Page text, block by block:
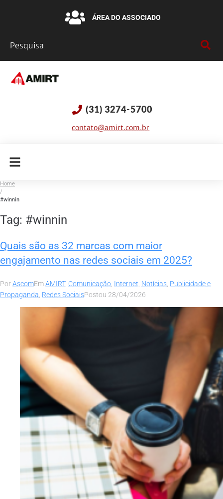
ÁREA DO ASSOCIADO
(31) 3274-5700
contato@amirt.com.br
Home
/
#winnin
Tag: #winnin
Quais são as 32 marcas com maior
engajamento nas redes sociais em 2025?
PorAscomEmAMIRT, Comunicação, Internet, Notícias, Publicidade e
Propaganda, Redes SociaisPostou 28/04/2026